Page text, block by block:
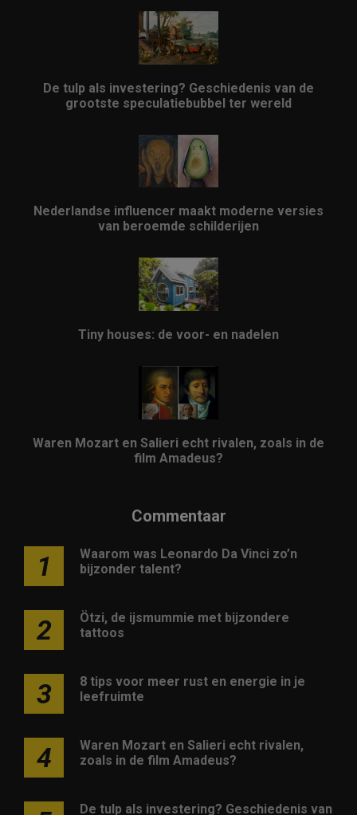
De tulp als investering? Geschiedenis van de
grootste speculatiebubbel ter wereld
Nederlandse influencer maakt moderne versies
van beroemde schilderijen
Tiny houses: de voor- en nadelen
Waren Mozart en Salieri echt rivalen, zoals in de
film Amadeus?
Commentaar
1
Waarom was Leonardo Da Vinci zo’n
bijzonder talent?
2
Ötzi, de ijsmummie met bijzondere
tattoos
3
8 tips voor meer rust en energie in je
leefruimte
4
Waren Mozart en Salieri echt rivalen,
zoals in de film Amadeus?
De tulp als investering? Geschiedenis van